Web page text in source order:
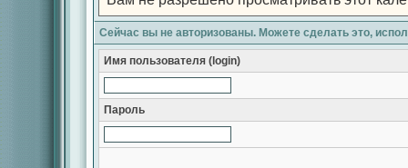
Сейчас вы не авторизованы. Можете сделать это,
Имя пользователя (login)
Пароль